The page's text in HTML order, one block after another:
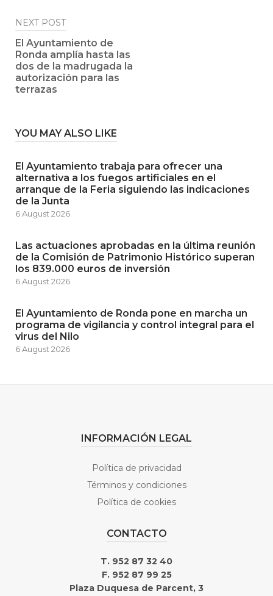
NEXT POST
El Ayuntamiento de
Ronda amplía hasta las
dos de la madrugada la
autorización para las
terrazas
YOU MAY ALSO LIKE
El Ayuntamiento trabaja para ofrecer una
alternativa a los fuegos artificiales en el
arranque de la Feria siguiendo las indicaciones
de la Junta
6 August 2026
Las actuaciones aprobadas en la última reunión
de la Comisión de Patrimonio Histórico superan
los 839.000 euros de inversión
6 August 2026
El Ayuntamiento de Ronda pone en marcha un
programa de vigilancia y control integral para el
virus del Nilo
6 August 2026
INFORMACIÓN LEGAL
Política de privacidad
Términos y condiciones
Política de cookies
CONTACTO
T. 952 87 32 40
F. 952 87 99 25
Plaza Duquesa de Parcent, 3